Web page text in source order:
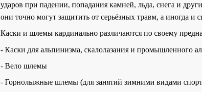
ударов при падении, попадания камней, льда, снега и
они точно могут защитить от серьёзных травм, а иногда и
Каски и шлемы кардинально различаются по своему
- Каски для альпинизма, скалолазания и промышленного
- Вело шлемы
- Горнолыжные шлемы (для занятий зимними видами